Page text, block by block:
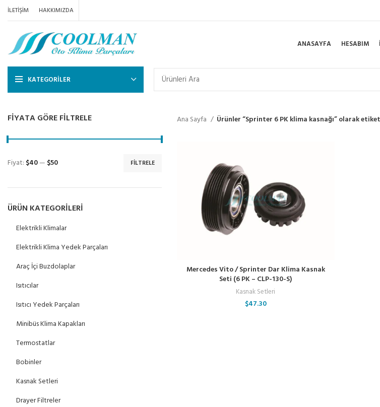
İLETIŞIM HAKKIMIZDA
ANASAYFA HESABIM
KATEGORILER
FIYATA GÖRE FILTRELE
FILTRELE
Fiyat: $40— $50
ÜRÜN KATEGORILERI
Elektrikli Klimalar
Elektrikli Klima Yedek Parçaları
Araç İçi Buzdolaplar
Isıtıcılar
Isıtıcı Yedek Parçaları
Minibüs Klima Kapakları
Termostatlar
Bobinler
Kasnak Setleri
Drayer Filtreler
Ana Sayfa Ürünler “Sprinter 6 PK klima kasnağı” olarak
Mercedes Vito / Sprinter Dar Klima Kasnak
Seti (6 PK – CLP-130-S)
Kasnak Setleri
$47.30